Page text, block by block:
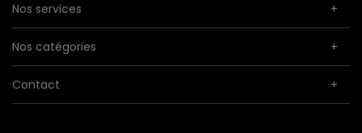
Nos services
Nos catégories
Contact